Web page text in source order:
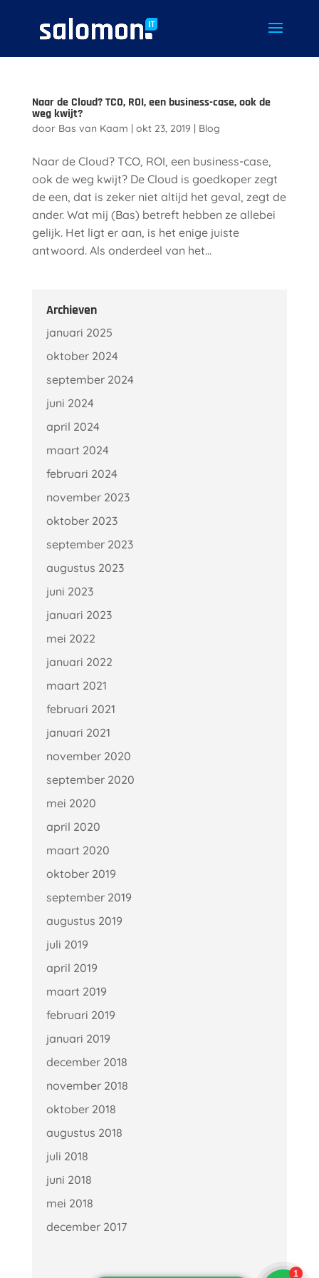
Naar de Cloud? TCO, ROI, een business-case, ook de
weg kwijt?
door Bas van Kaam | okt 23, 2019 | Blog
Naar de Cloud? TCO, ROI, een business-case,
ook de weg kwijt? De Cloud is goedkoper zegt
de een, dat is zeker niet altijd het geval, zegt de
ander. Wat mij (Bas) betreft hebben ze allebei
gelijk. Het ligt er aan, is het enige juiste
antwoord. Als onderdeel van het...
Archieven
januari 2025
oktober 2024
september 2024
juni 2024
april 2024
maart 2024
februari 2024
november 2023
oktober 2023
september 2023
augustus 2023
juni 2023
januari 2023
mei 2022
januari 2022
maart 2021
februari 2021
januari 2021
november 2020
september 2020
mei 2020
april 2020
maart 2020
oktober 2019
september 2019
augustus 2019
juli 2019
april 2019
maart 2019
februari 2019
januari 2019
december 2018
november 2018
oktober 2018
augustus 2018
juli 2018
juni 2018
mei 2018
december 2017